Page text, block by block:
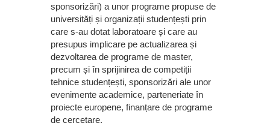
sponsorizări) a unor programe propuse de
universități și organizații studențești prin
care s-au dotat laboratoare și care au
presupus implicare pe actualizarea și
dezvoltarea de programe de master,
precum și în sprijinirea de competiții
tehnice studențești, sponsorizări ale unor
evenimente academice, parteneriate în
proiecte europene, finanțare de programe
de cercetare.